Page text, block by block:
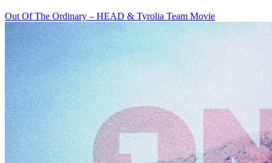
Out Of The Ordinary – HEAD & Tyrolia Team Movie